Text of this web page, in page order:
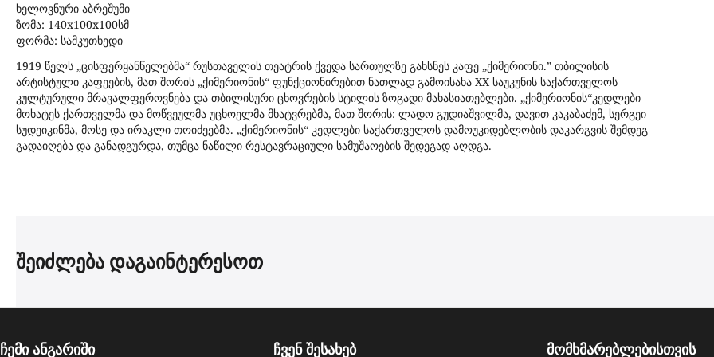
ხელოვნური აბრეშუმი
ზომა: 140x100x100სმ
ფორმა: სამკუთხედი
1919 წელს „ცისფერყანწელებმა“ რუსთაველის თეატრის ქვედა სართულზე გახსნეს კაფე „ქიმერიონი.” თბილისის
არტისტული კაფეების, მათ შორის „ქიმერიონის“ ფუნქციონირებით ნათლად გამოისახა XX საუკუნის საქართველოს
კულტურული მრავალფეროვნება და თბილისური ცხოვრების სტილის ზოგადი მახასიათებლები. „ქიმერიონის“კედლები
მოხატეს ქართველმა და მოწვეულმა უცხოელმა მხატვრებმა, მათ შორის: ლადო გუდიაშვილმა, დავით კაკაბაძემ, სერგეი
სუდეიკინმა, მოსე და ირაკლი თოიძეებმა. „ქიმერიონის“ კედლები საქართველოს დამოუკიდებლობის დაკარგვის შემდეგ
გადაიღება და განადგურდა, თუმცა ნაწილი რესტავრაციული სამუშაოების შედეგად აღდგა.
შეიძლება დაგაინტერესოთ
ჩემი ანგარიში ჩვენ შესახებ მომხმარებლებისთვის